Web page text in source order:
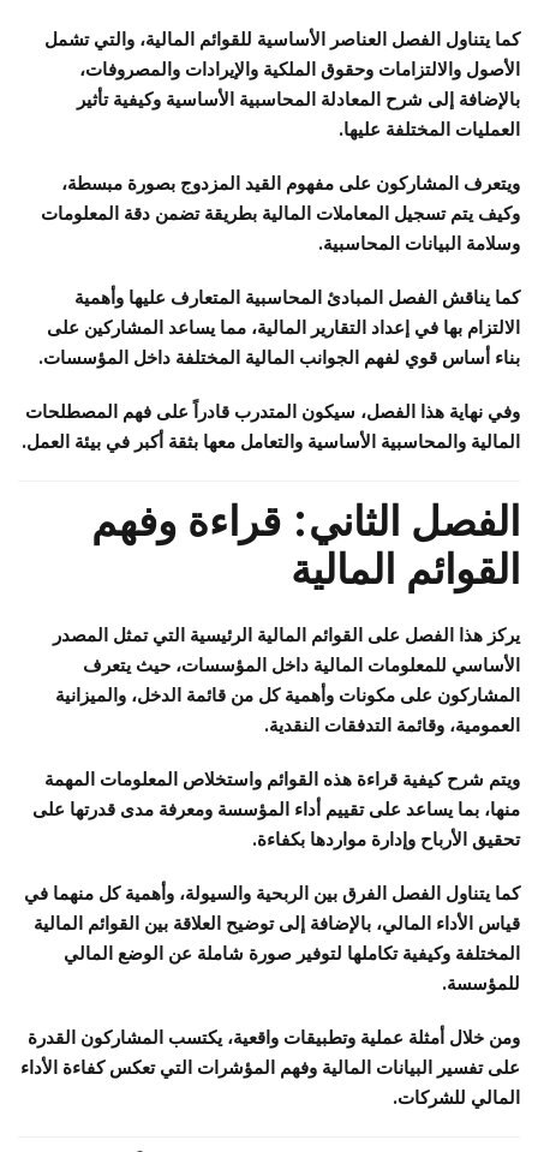
كما يتناول الفصل العناصر الأساسية للقوائم المالية، والتي تشمل
الأصول والالتزامات وحقوق الملكية والإيرادات والمصروفات،
بالإضافة إلى شرح المعادلة المحاسبية الأساسية وكيفية تأثير
العمليات المختلفة عليها.
ويتعرف المشاركون على مفهوم القيد المزدوج بصورة مبسطة،
وكيف يتم تسجيل المعاملات المالية بطريقة تضمن دقة المعلومات
وسلامة البيانات المحاسبية.
كما يناقش الفصل المبادئ المحاسبية المتعارف عليها وأهمية
الالتزام بها في إعداد التقارير المالية، مما يساعد المشاركين على
بناء أساس قوي لفهم الجوانب المالية المختلفة داخل المؤسسات.
وفي نهاية هذا الفصل، سيكون المتدرب قادراً على فهم المصطلحات
المالية والمحاسبية الأساسية والتعامل معها بثقة أكبر في بيئة العمل.
الفصل الثاني: قراءة وفهم
القوائم المالية
يركز هذا الفصل على القوائم المالية الرئيسية التي تمثل المصدر
الأساسي للمعلومات المالية داخل المؤسسات، حيث يتعرف
المشاركون على مكونات وأهمية كل من قائمة الدخل، والميزانية
العمومية، وقائمة التدفقات النقدية.
ويتم شرح كيفية قراءة هذه القوائم واستخلاص المعلومات المهمة
منها، بما يساعد على تقييم أداء المؤسسة ومعرفة مدى قدرتها على
تحقيق الأرباح وإدارة مواردها بكفاءة.
كما يتناول الفصل الفرق بين الربحية والسيولة، وأهمية كل منهما في
قياس الأداء المالي، بالإضافة إلى توضيح العلاقة بين القوائم المالية
المختلفة وكيفية تكاملها لتوفير صورة شاملة عن الوضع المالي
للمؤسسة.
ومن خلال أمثلة عملية وتطبيقات واقعية، يكتسب المشاركون القدرة
على تفسير البيانات المالية وفهم المؤشرات التي تعكس كفاءة الأداء
المالي للشركات.